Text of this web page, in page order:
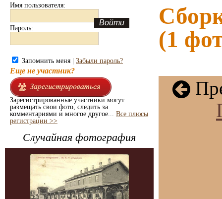
Имя пользователя:
Пароль:
Запомнить меня | Забыли пароль?
Еще не участник?
Зарегистрированные участники могут
размещать свои фото, следить за
комментариями и многое другое... Все плюсы
регистрации >>
Случайная фотография
(1